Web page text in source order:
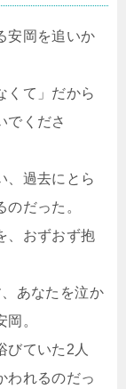
安岡を追いか
くて」だから
でくださ
、過去にとら
だった。
、おずおず抱
あなたを泣か
。
びていた2人
われるのだっ